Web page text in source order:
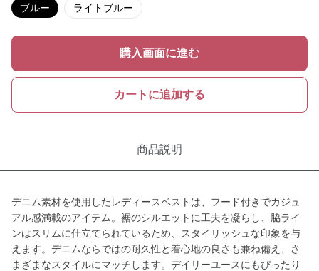
ブルー ライトブルー
購入画面に進む
カートに追加する
商品説明
デニム素材を使用したレディースベストは、フード付きでカジュ
アル感満載のアイテム。裾のシルエットに工夫を凝らし、脇ライ
ンはスリムに仕立てられているため、スタイリッシュな印象を与
えます。デニムならではの耐久性と着心地の良さも兼ね備え、さ
まざまなスタイルにマッチします。デイリーユースにもぴったり